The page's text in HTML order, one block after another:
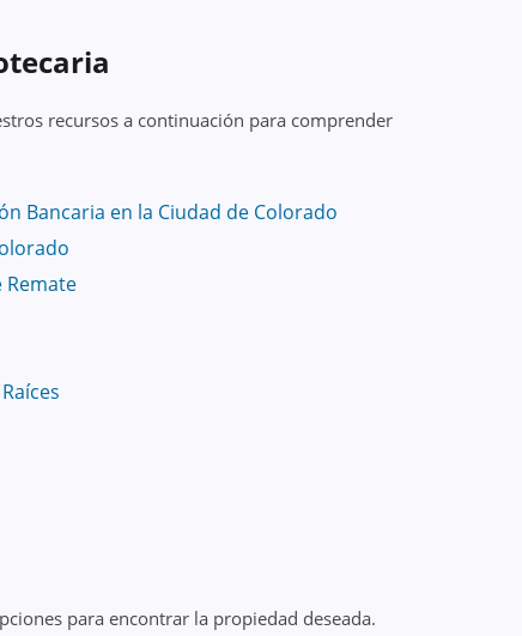
recursos a continuación para comprender
Bancaria en la Ciudad de Colorado
para encontrar la propiedad deseada.